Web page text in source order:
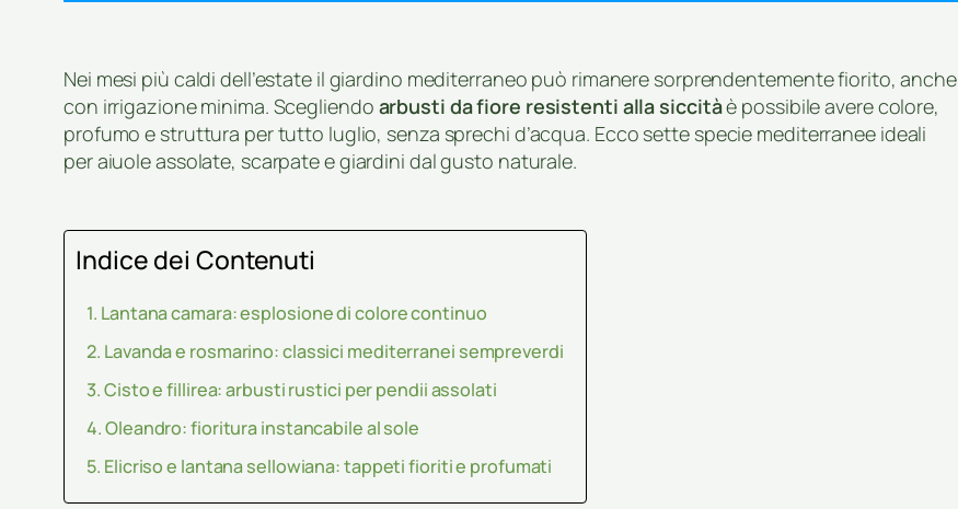
Nei mesi più caldi dell’estate il giardino mediterraneo può rimanere sorprendentemente fiorito, anche
con irrigazione minima. Scegliendo arbusti da fiore resistenti alla siccitàè possibile avere colore,
profumo e struttura per tutto luglio, senza sprechi d’acqua. Ecco sette specie mediterranee ideali
per aiuole assolate, scarpate e giardini dal gusto naturale.
Indice dei Contenuti
Lantana camara: esplosione di colore continuo
Lavanda e rosmarino: classici mediterranei sempreverdi
Cisto e fillirea: arbusti rustici per pendii assolati
Oleandro: fioritura instancabile al sole
Elicriso e lantana sellowiana: tappeti fioriti e profumati